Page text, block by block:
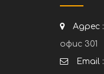
Адрес :
офис 301
Email :